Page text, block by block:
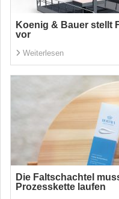
Koenig & Bauer stellt
vor
Weiterlesen
Die Faltschachtel
Prozesskette laufen